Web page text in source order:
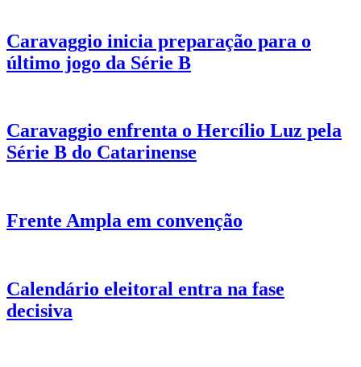
Caravaggio inicia preparação para o
último jogo da Série B
Caravaggio enfrenta o Hercílio Luz pela
Série B do Catarinense
Frente Ampla em convenção
Calendário eleitoral entra na fase
decisiva